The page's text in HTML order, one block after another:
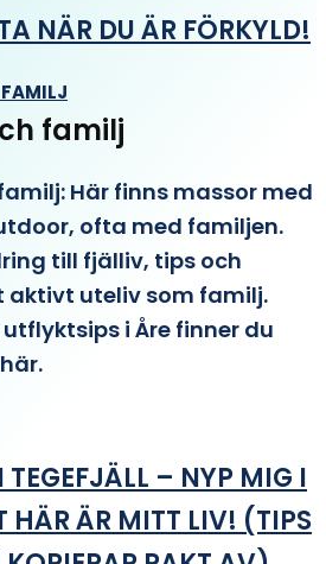
NÄR DU ÄR FÖRKYLD!
familj
Här finns massor med
ofta med familjen.
till fjälliv, tips och
aktivt uteliv som familj.
i Åre finner du
TEGEFJÄLL – NYP MIG I
HÄR ÄR MITT LIV! (TIPS